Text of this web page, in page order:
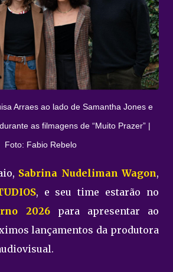
Arraes ao lado de Samantha Jones e
as filmagens de “Muito Prazer” |
Foto: Fabio Rebelo
Sabrina Nudeliman Wagon,
, e seu time estarão no
2026para apresentar ao
lançamentos da produtora